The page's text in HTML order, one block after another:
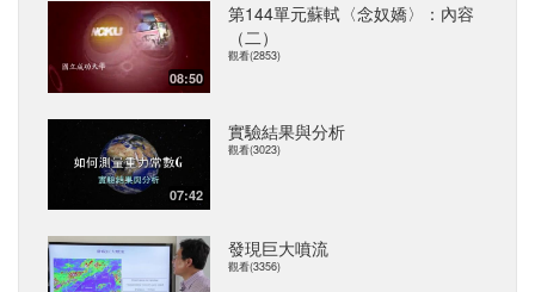
08:50
第144單元蘇軾〈念奴嬌〉：內容
（二）
觀看(2853)
07:42
實驗結果與分析
觀看(3023)
發現巨大噴流
觀看(3356)